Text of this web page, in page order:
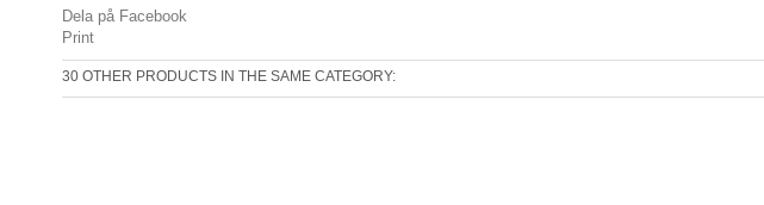
Dela på Facebook
Print
30 OTHER PRODUCTS IN THE SAME CATEGORY: